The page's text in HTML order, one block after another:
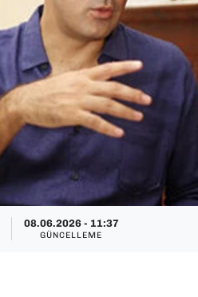
08.06.2026 - 11:37
GÜNCELLEME